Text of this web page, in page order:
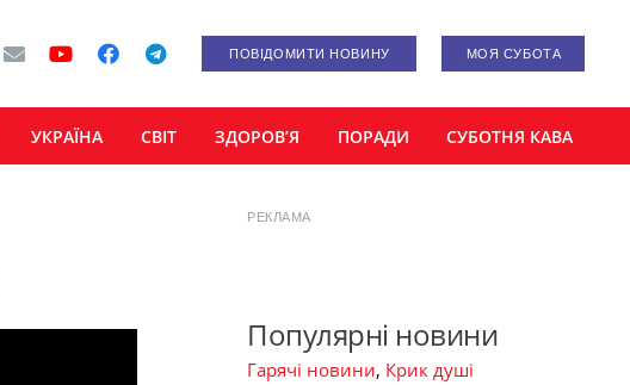
ПОВІДОМИТИ НОВИНУ МОЯ СУБОТА
УКРАЇНА СВІТ ЗДОРОВ’Я ПОРАДИ СУБОТНЯ КАВА
РЕКЛАМА
Популярні новини
Гарячі новини, Крик душі